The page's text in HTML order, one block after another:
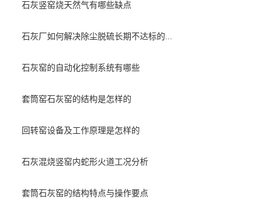
石灰竖窑烧天然气有哪些缺点
石灰厂如何解决除尘脱硫长期不达标的...
石灰窑的自动化控制系统有哪些
套筒窑石灰窑的结构是怎样的
回转窑设备及工作原理是怎样的
石灰混烧竖窑内蛇形火道工况分析
套筒石灰窑的结构特点与操作要点